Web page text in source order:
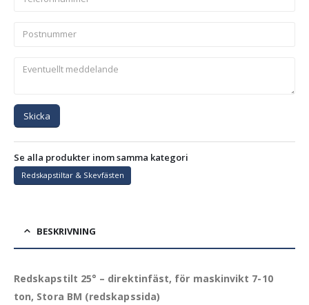
Skicka
Se alla produkter inom samma kategori
Redskapstiltar & Skevfästen
BESKRIVNING
Redskapstilt 25° – direktinfäst, för maskinvikt 7-10
ton, Stora BM (redskapssida)